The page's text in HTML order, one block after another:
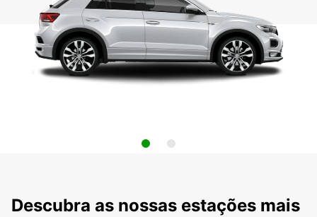
Descubra as nossas estações mais